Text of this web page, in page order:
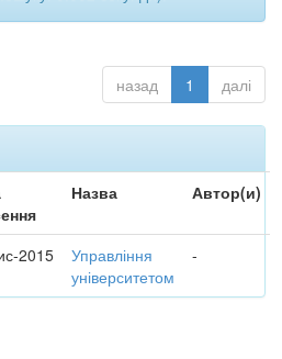
назад 1 далі
Назва Автор(и)
2015
Управління
університетом
-